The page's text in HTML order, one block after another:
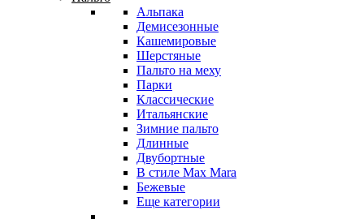
Альпака
Демисезонные
Кашемировые
Шерстяные
Пальто на меху
Парки
Классические
Итальянские
Зимние пальто
Длинные
Двубортные
В стиле Max Mara
Бежевые
Еще категории